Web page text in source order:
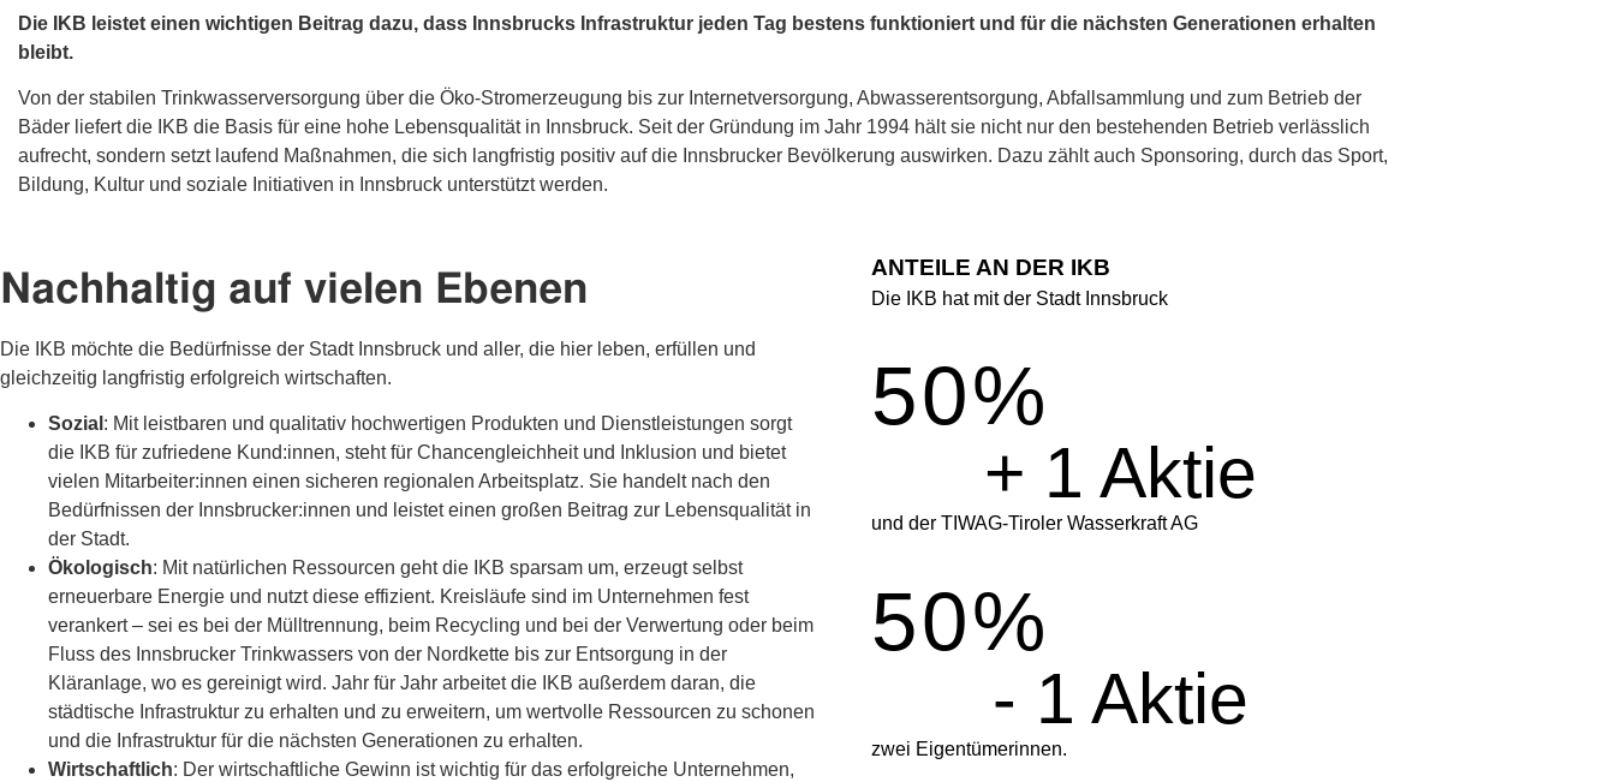
Die IKB leistet einen wichtigen Beitrag dazu, dass Innsbrucks Infrastruktur jeden Tag bestens funktioniert und für die nächsten Generationen erhalten
bleibt.
Von der stabilen Trinkwasserversorgung über die Öko-Stromerzeugung bis zur Internetversorgung, Abwasserentsorgung, Abfallsammlung und zum Betrieb der
Bäder liefert die IKB die Basis für eine hohe Lebensqualität in Innsbruck. Seit der Gründung im Jahr 1994 hält sie nicht nur den bestehenden Betrieb verlässlich
aufrecht, sondern setzt laufend Maßnahmen, die sich langfristig positiv auf die Innsbrucker Bevölkerung auswirken. Dazu zählt auch Sponsoring, durch das Sport,
Bildung, Kultur und soziale Initiativen in Innsbruck unterstützt werden.
Nachhaltig auf vielen Ebenen
Die IKB möchte die Bedürfnisse der Stadt Innsbruck und aller, die hier leben, erfüllen und
gleichzeitig langfristig erfolgreich wirtschaften.
Sozial : Mit leistbaren und qualitativ hochwertigen Produkten und Dienstleistungen sorgt
die IKB für zufriedene Kund:innen, steht für Chancengleichheit und Inklusion und bietet
vielen Mitarbeiter:innen einen sicheren regionalen Arbeitsplatz. Sie handelt nach den
Bedürfnissen der Innsbrucker:innen und leistet einen großen Beitrag zur Lebensqualität in
der Stadt.
Ökologisch: Mit natürlichen Ressourcen geht die IKB sparsam um, erzeugt selbst
erneuerbare Energie und nutzt diese effizient. Kreisläufe sind im Unternehmen fest
verankert – sei es bei der Mülltrennung, beim Recycling und bei der Verwertung oder beim
Fluss des Innsbrucker Trinkwassers von der Nordkette bis zur Entsorgung in der
Kläranlage, wo es gereinigt wird. Jahr für Jahr arbeitet die IKB außerdem daran, die
städtische Infrastruktur zu erhalten und zu erweitern, um wertvolle Ressourcen zu schonen
und die Infrastruktur für die nächsten Generationen zu erhalten.
Wirtschaftlich: Der wirtschaftliche Gewinn ist wichtig für das erfolgreiche Unternehmen,
ANTEILE AN DER IKB
Die IKB hat mit der Stadt Innsbruck
+ 1 Aktie
50%
und der TIWAG-Tiroler Wasserkraft AG
- 1 Aktie
50%
zwei Eigentümerinnen.